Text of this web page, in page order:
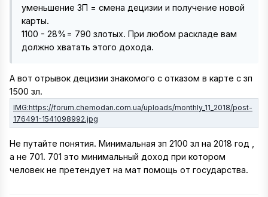
уменьшение ЗП = смена децизии и получение новой
карты.
1100 - 28%= 790 злотых. При любом раскладе вам
должно хватать этого дохода.
А вот отрывок децизии знакомого с отказом в карте с зп
1500 зл.
Не путайте понятия. Минимальная зп 2100 зл на 2018 год ,
а не 701. 701 это минимальный доход при котором
человек не претендует на мат помощь от государства.